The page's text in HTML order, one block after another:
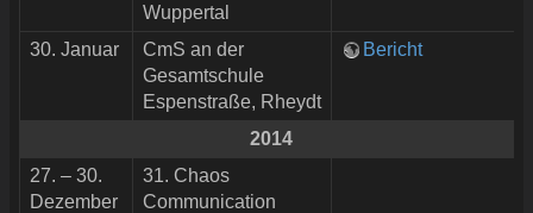
Wuppertal
30. Januar
CmS an der
Gesamtschule
Espenstraße, Rheydt
Bericht
2014
27. – 30.
Dezember
31. Chaos
Communication